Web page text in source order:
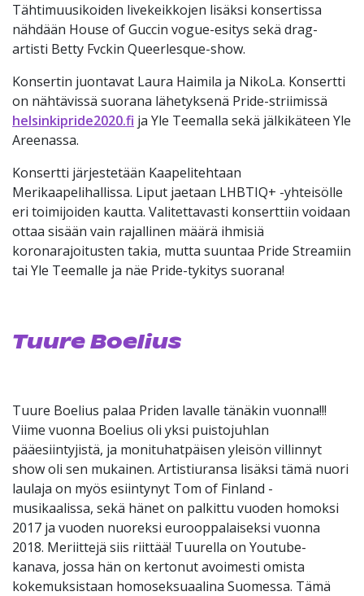
Tähtimuusikoiden livekeikkojen lisäksi konsertissa
nähdään House of Guccin vogue-esitys sekä drag-
artisti Betty Fvckin Queerlesque-show.
Konsertin juontavat Laura Haimila ja NikoLa. Konsertti
on nähtävissä suorana lähetyksenä Pride-striimissä
helsinkipride2020.fi ja Yle Teemalla sekä jälkikäteen Yle
Areenassa.
Konsertti järjestetään Kaapelitehtaan
Merikaapelihallissa. Liput jaetaan LHBTIQ+ -yhteisölle
eri toimijoiden kautta. Valitettavasti konserttiin voidaan
ottaa sisään vain rajallinen määrä ihmisiä
koronarajoitusten takia, mutta suuntaa Pride Streamiin
tai Yle Teemalle ja näe Pride-tykitys suorana!
Tuure Boelius
Tuure Boelius palaa Priden lavalle tänäkin vuonna!!!
Viime vuonna Boelius oli yksi puistojuhlan
pääesiintyjistä, ja monituhatpäisen yleisön villinnyt
show oli sen mukainen. Artistiuransa lisäksi tämä nuori
laulaja on myös esiintynyt Tom of Finland -
musikaalissa, sekä hänet on palkittu vuoden homoksi
2017 ja vuoden nuoreksi eurooppalaiseksi vuonna
2018. Meriittejä siis riittää! Tuurella on Youtube-
kanava, jossa hän on kertonut avoimesti omista
kokemuksistaan homoseksuaalina Suomessa. Tämä